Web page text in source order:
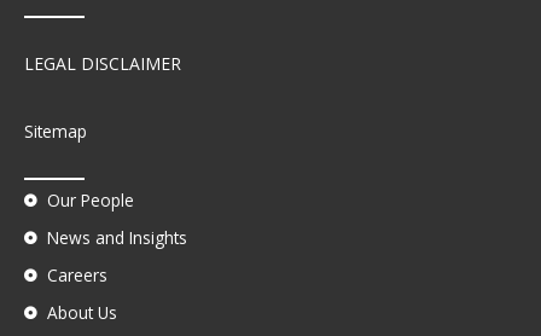
LEGAL DISCLAIMER
Sitemap
Our People
News and Insights
Careers
About Us